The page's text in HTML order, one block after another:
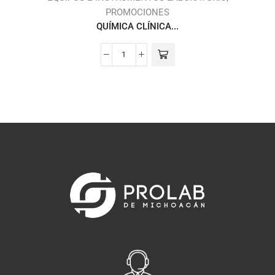
PROMOCIONES
QUÍMICA CLÍNICA...